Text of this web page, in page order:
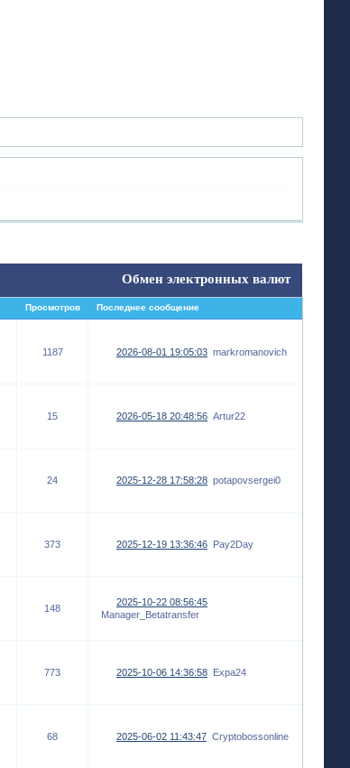
Обмен электронных валют
Просмотров Последнее сообщение
1187 2026-08-01 19:05:03 markromanovich
15 2026-05-18 20:48:56 Artur22
24 2025-12-28 17:58:28 potapovsergei0
373 2025-12-19 13:36:46 Pay2Day
148
2025-10-22 08:56:45
Manager_Betatransfer
773 2025-10-06 14:36:58 Expa24
68 2025-06-02 11:43:47 Cryptobossonline